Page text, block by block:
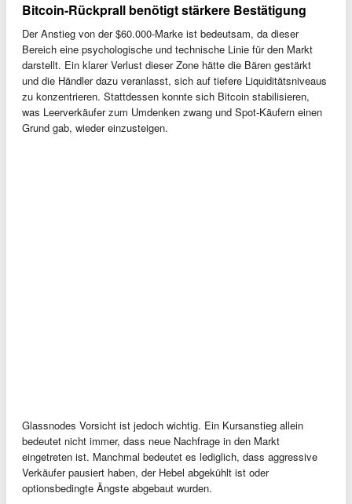
Bitcoin-Rückprall benötigt stärkere Bestätigung
Der Anstieg von der $60.000-Marke ist bedeutsam, da dieser
Bereich eine psychologische und technische Linie für den Markt
darstellt. Ein klarer Verlust dieser Zone hätte die Bären gestärkt
und die Händler dazu veranlasst, sich auf tiefere Liquiditätsniveaus
zu konzentrieren. Stattdessen konnte sich Bitcoin stabilisieren,
was Leerverkäufer zum Umdenken zwang und Spot-Käufern einen
Grund gab, wieder einzusteigen.
Glassnodes Vorsicht ist jedoch wichtig. Ein Kursanstieg allein
bedeutet nicht immer, dass neue Nachfrage in den Markt
eingetreten ist. Manchmal bedeutet es lediglich, dass aggressive
Verkäufer pausiert haben, der Hebel abgekühlt ist oder
optionsbedingte Ängste abgebaut wurden.